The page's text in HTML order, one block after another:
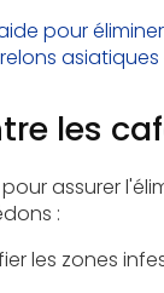
pour
asiatiques
les
assurer
:
les zones